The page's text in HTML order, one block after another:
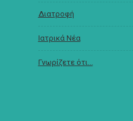
Διατροφή
Ιατρικά Νέα
Γνωρίζετε ότι...